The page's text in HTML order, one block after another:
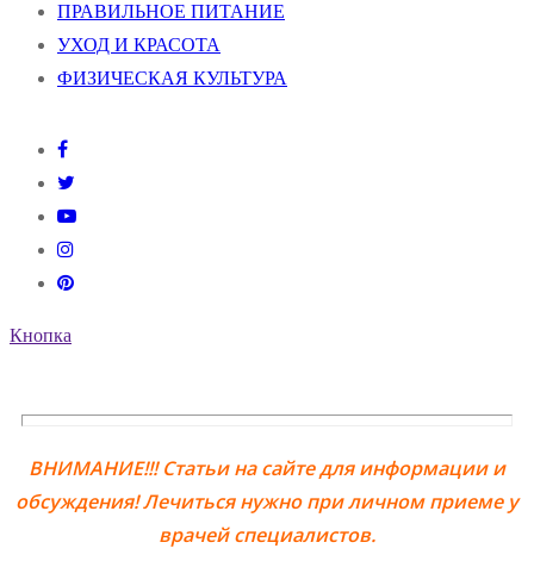
ПРАВИЛЬНОЕ ПИТАНИЕ
УХОД И КРАСОТА
ФИЗИЧЕСКАЯ КУЛЬТУРА
Кнопка
ВНИМАНИЕ!!! Статьи на сайте для информации и
обсуждения! Лечиться нужно при личном приеме у
врачей специалистов.